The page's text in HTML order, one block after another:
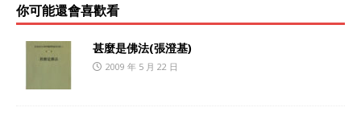
你可能還會喜歡看
甚麼是佛法(張澄基)
2009 年 5 月 22 日